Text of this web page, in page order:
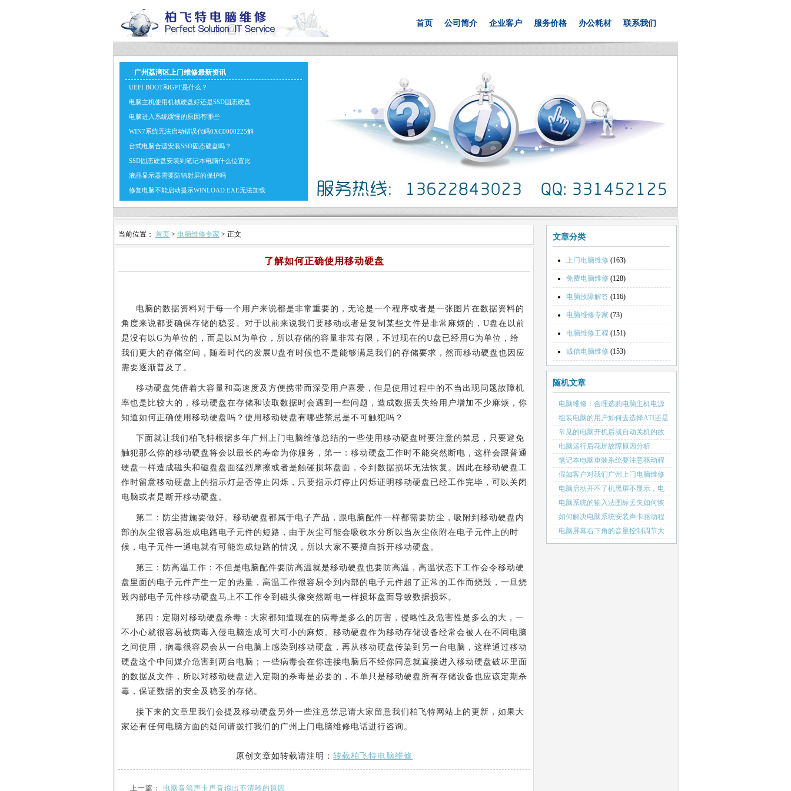
首页 公司简介 企业客户 服务价格 办公耗材 联系我们
广州荔湾区上门维修最新资讯
UEFI BOOT和GPT是什么？
电脑主机使用机械硬盘好还是SSD固态硬盘
电脑进入系统缓慢的原因有哪些
WIN7系统无法启动错误代码0XC0000225解
台式电脑合适安装SSD固态硬盘吗？
SSD固态硬盘安装到笔记本电脑什么位置比
液晶显示器需要防辐射屏的保护吗
修复电脑不能启动提示WINLOAD.EXE无法加载
当前位置： 首页 > 电脑维修专家 > 正文
了解如何正确使用移动硬盘
电脑的数据资料对于每一个用户来说都是非常重要的，无论是一个程序或者是一张图片在数据资料的
角度来说都要确保存储的稳妥。对于以前来说我们要移动或者是复制某些文件是非常麻烦的，U盘在以前
是没有以G为单位的，而是以M为单位，所以存储的容量非常有限，不过现在的U盘已经用G为单位，给
我们更大的存储空间，随着时代的发展U盘有时候也不是能够满足我们的存储要求，然而移动硬盘也因应
需要逐渐普及了。
移动硬盘凭借着大容量和高速度及方便携带而深受用户喜爱，但是使用过程中的不当出现问题故障机
率也是比较大的，移动硬盘在存储和读取数据时会遇到一些问题，造成数据丢失给用户增加不少麻烦，你
知道如何正确使用移动硬盘吗？使用移动硬盘有哪些禁忌是不可触犯吗？
下面就让我们柏飞特根据多年广州上门电脑维修总结的一些使用移动硬盘时要注意的禁忌，只要避免
触犯那么你的移动硬盘将会以最长的寿命为你服务，第一：移动硬盘工作时不能突然断电，这样会跟普通
硬盘一样造成磁头和磁盘盘面猛烈摩擦或者是触碰损坏盘面，令到数据损坏无法恢复。因此在移动硬盘工
作时留意移动硬盘上的指示灯是否停止闪烁，只要指示灯停止闪烁证明移动硬盘已经工作完毕，可以关闭
电脑或者是断开移动硬盘。
第二：防尘措施要做好。移动硬盘都属于电子产品，跟电脑配件一样都需要防尘，吸附到移动硬盘内
部的灰尘很容易造成电路电子元件的短路，由于灰尘可能会吸收水分所以当灰尘依附在电子元件上的时
候，电子元件一通电就有可能造成短路的情况，所以大家不要擅自拆开移动硬盘。
第三：防高温工作：不但是电脑配件要防高温就是移动硬盘也要防高温，高温状态下工作会令移动硬
盘里面的电子元件产生一定的热量，高温工作很容易令到内部的电子元件超了正常的工作而烧毁，一旦烧
毁内部电子元件移动硬盘马上不工作令到磁头像突然断电一样损坏盘面导致数据损坏。
第四：定期对移动硬盘杀毒：大家都知道现在的病毒是多么的厉害，侵略性及危害性是多么的大，一
不小心就很容易被病毒入侵电脑造成可大可小的麻烦。移动硬盘作为移动存储设备经常会被人在不同电脑
之间使用，病毒很容易会从一台电脑上感染到移动硬盘，再从移动硬盘传染到另一台电脑，这样通过移动
硬盘这个中间媒介危害到两台电脑；一些病毒会在你连接电脑后不经你同意就直接进入移动硬盘破坏里面
的数据及文件，所以对移动硬盘进入定期的杀毒是必要的，不单只是移动硬盘所有存储设备也应该定期杀
毒，保证数据的安全及稳妥的存储。
接下来的文章里我们会提及移动硬盘另外一些注意禁忌请大家留意我们柏飞特网站上的更新，如果大
家还有任何电脑方面的疑问请拨打我们的广州上门电脑维修电话进行咨询。
原创文章如转载请注明： 转载柏飞特电脑维修
上一篇： 电脑音箱声卡声音输出不清晰的原因
文章分类
上门电脑维修 (163)
免费电脑维修 (128)
电脑故障解答 (116)
电脑维修专家 (73)
电脑维修工程 (151)
诚信电脑维修 (153)
随机文章
电脑维修：合理选购电脑主机电源
的重要性
组装电脑的用户如何去选择ATI还是
NVIDIA显卡呢？
常见的电脑开机后就自动关机的故
障
电脑运行后花屏故障原因分析
笔记本电脑重装系统要注意驱动程
序
假如客户对我们广州上门电脑维修
没信心
电脑启动开不了机黑屏不显示，电
脑小喇叭也没有警报声
电脑系统的输入法图标丢失如何恢
复
如何解决电脑系统安装声卡驱动程
序后蓝屏或者重启
电脑屏幕右下角的音量控制调节大
小面板打不开的解决方法